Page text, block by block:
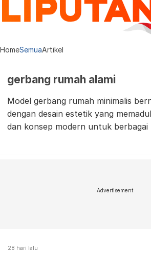
HomeSemuaArtikel
gerbang rumah alami
Model gerbang rumah minimalis
dengan desain estetik yang
dan konsep modern untuk berbagai
Advertisement
28 hari lalu